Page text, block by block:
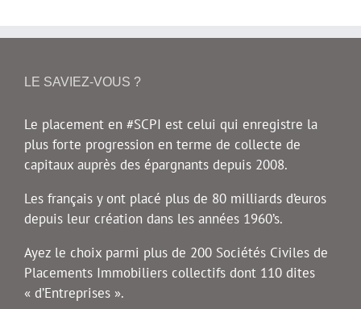
LE SAVIEZ-VOUS ?
Le placement en #SCPI est celui qui enregistre la
plus forte progression en terme de collecte de
capitaux auprès des épargnants depuis 2008.
Les français y ont placé plus de 80 milliards d’euros
depuis leur création dans les années 1960’s.
Ayez le choix parmi plus de 200 Sociétés Civiles de
Placements Immobiliers collectifs dont 110 dites
« d’Entreprises ».